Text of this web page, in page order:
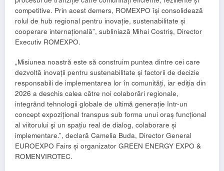
competitive. Prin acest demers, ROMEXPO își consolidează
rolul de hub regional pentru inovație, sustenabilitate și
cooperare internațională”, subliniază Mihai Costriș, Director
Executiv ROMEXPO.
„Misiunea noastră este să construim puntea dintre cei care
dezvoltă inovații pentru sustenabilitate și factorii de decizie
responsabili de implementarea lor în comunități, iar ediția din
2026 a deschis calea către noi colaborări regionale,
integrând tehnologii globale de ultimă generație într-un
concept expozițional transpus sub forma unui oraș funcțional
al viitorului şi un spațiu real de dialog, colaborare și
implementare.”, declară Camelia Buda, Director General
EUROEXPO Fairs și organizator GREEN ENERGY EXPO &
ROMENVIROTEC.